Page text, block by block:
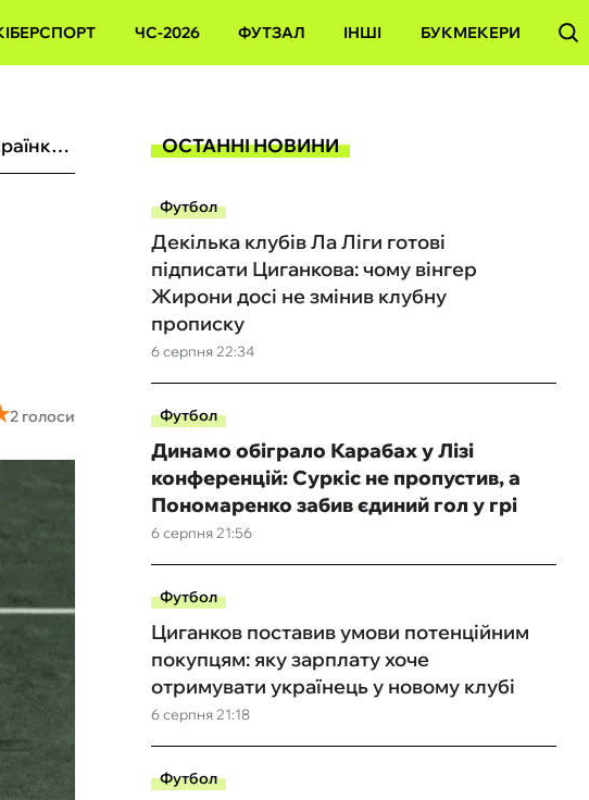
ЧС-2026 ФУТЗАЛ ІНШІ БУКМЕКЕРИ
Стародубцева розпочала виступи на «тисячнику» в Мадриді: українка у двох сетах перемогла представницю Італії
2 голоси
ОСТАННІ НОВИНИ
Футбол
6 серпня 22:34
Декілька клубів Ла Ліги готові
підписати Циганкова: чому вінгер
Жирони досі не змінив клубну
прописку
Футбол
6 серпня 21:56
Динамо обіграло Карабах у Лізі
конференцій: Суркіс не пропустив, а
Пономаренко забив єдиний гол у грі
Футбол
6 серпня 21:18
Циганков поставив умови потенційним
покупцям: яку зарплату хоче
отримувати українець у новому клубі
Футбол